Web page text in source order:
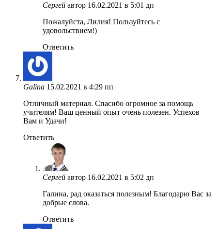
Сергей автор 16.02.2021 в 5:01 дп
Пожалуйста, Лилия! Пользуйтесь с
удовольствием!)
Ответить
Galina 15.02.2021 в 4:29 пп
Отличный материал. Спасибо огромное за помощь
учителям! Ваш ценный опыт очень полезен. Успехов
Вам и Удачи!
Ответить
Сергей автор 16.02.2021 в 5:02 дп
Галина, рад оказаться полезным! Благодарю Вас за
добрые слова.
Ответить